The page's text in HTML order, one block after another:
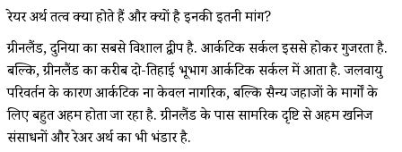
रेयर अर्थ तत्व क्या होते हैं और क्यों है इनकी इतनी मांग?
ग्रीनलैंड, दुनिया का सबसे विशाल द्वीप है. आर्कटिक सर्कल इससे होकर गुजरता है.
बल्कि, ग्रीनलैंड का करीब दो-तिहाई भूभाग आर्कटिक सर्कल में आता है. जलवायु
परिवर्तन के कारण आर्कटिक ना केवल नागरिक, बल्कि सैन्य जहाजों के मार्गों के
लिए बहुत अहम होता जा रहा है. ग्रीनलैंड के पास सामरिक दृष्टि से अहम खनिज
संसाधनों और रेअर अर्थ का भी भंडार है.